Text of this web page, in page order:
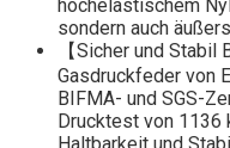
hochelastischem
sondern auch
【Sicher und
Gasdruckfeder von
BIFMA- und SGS-
Drucktest von 1136